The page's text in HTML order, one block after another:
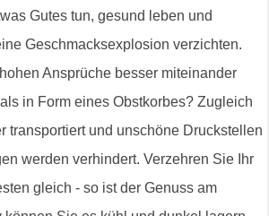
Gutes tun, gesund leben und
Geschmacksexplosion verzichten.
Ansprüche besser miteinander
in Form eines Obstkorbes? Zugleich
transportiert und unschöne Druckstellen
werden verhindert. Verzehren Sie Ihr
gleich - so ist der Genuss am